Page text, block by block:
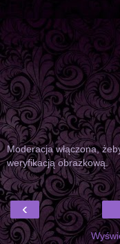
Moderacja włączona,
weryfikacją obrazkową.
‹